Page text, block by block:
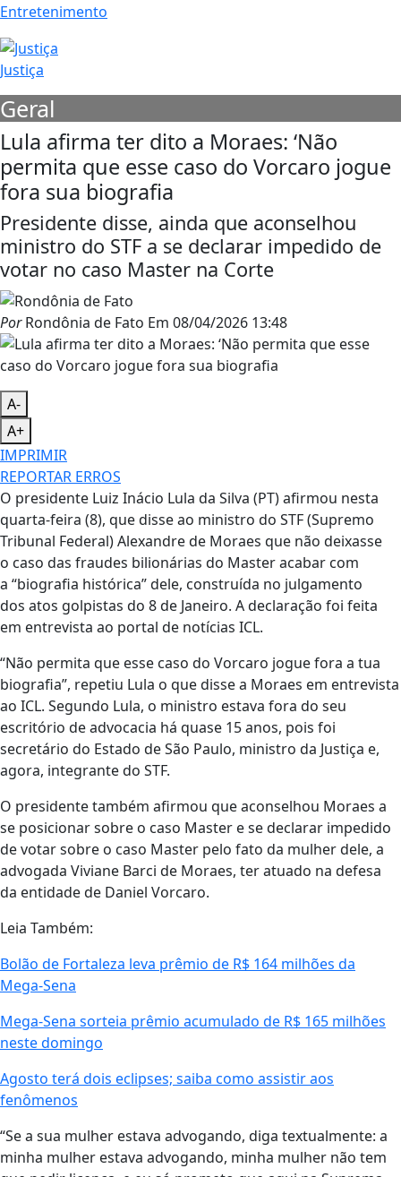
Entretenimento
Justiça
Geral
Lula afirma ter dito a Moraes: ‘Não
permita que esse caso do Vorcaro jogue
fora sua biografia
Presidente disse, ainda que aconselhou
ministro do STF a se declarar impedido de
votar no caso Master na Corte
PorRondônia de Fato Em 08/04/2026 13:48
A-
A+
IMPRIMIR
REPORTAR ERROS
O presidente Luiz Inácio Lula da Silva (PT) afirmou nesta
quarta-feira (8), que disse ao ministro do STF (Supremo
Tribunal Federal) Alexandre de Moraes que não deixasse
o caso das fraudes bilionárias do Master acabar com
a “biografia histórica” dele, construída no julgamento
dos atos golpistas do 8 de Janeiro. A declaração foi feita
em entrevista ao portal de notícias ICL.
“Não permita que esse caso do Vorcaro jogue fora a tua
biografia”, repetiu Lula o que disse a Moraes em entrevista
ao ICL. Segundo Lula, o ministro estava fora do seu
escritório de advocacia há quase 15 anos, pois foi
secretário do Estado de São Paulo, ministro da Justiça e,
agora, integrante do STF.
O presidente também afirmou que aconselhou Moraes a
se posicionar sobre o caso Master e se declarar impedido
de votar sobre o caso Master pelo fato da mulher dele, a
advogada Viviane Barci de Moraes, ter atuado na defesa
da entidade de Daniel Vorcaro.
Leia Também:
Bolão de Fortaleza leva prêmio de R$ 164 milhões da
Mega-Sena
Mega-Sena sorteia prêmio acumulado de R$ 165 milhões
neste domingo
Agosto terá dois eclipses; saiba como assistir aos
fenômenos
“Se a sua mulher estava advogando, diga textualmente: a
minha mulher estava advogando, minha mulher não tem